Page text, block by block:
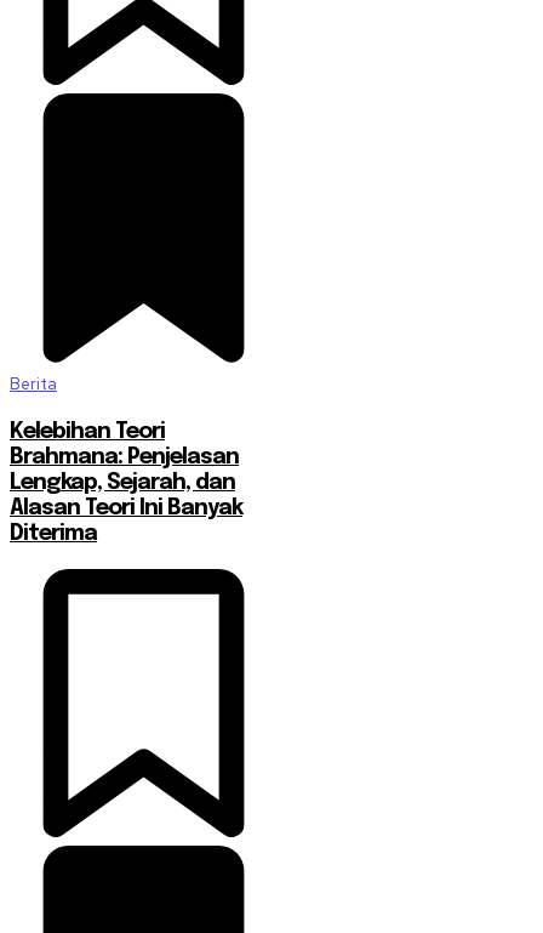
Berita
Kelebihan Teori
Brahmana: Penjelasan
Lengkap, Sejarah, dan
Alasan Teori Ini Banyak
Diterima